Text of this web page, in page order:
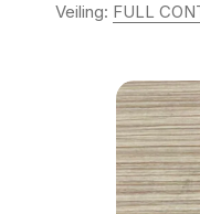
Veiling: FULL